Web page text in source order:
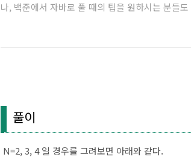
나, 백준에서 자바로 풀 때의 팁을 원하시는 분들
풀이
N=2, 3, 4 일 경우를 그려보면 아래와 같다.